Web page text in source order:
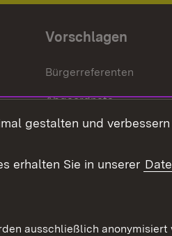
Vorschlagen
Bürgerreferenten
Abgeordnete
Bürgerbeauftragte
gestalten und
erhalten Sie in unserer
ausschließlich